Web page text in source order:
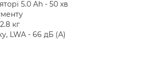
5.0 Ah - 50 хв
кг
LWA - 66 дБ (А)